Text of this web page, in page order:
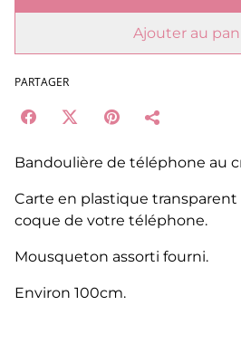
Ajouter au
PARTAGER
Bandoulière de téléphone au
Carte en plastique transparent
coque de votre téléphone.
Mousqueton assorti fourni.
Environ 100cm.